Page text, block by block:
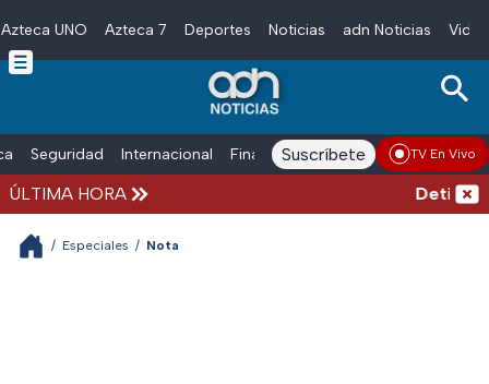
Skip to main content
Azteca UNO Azteca 7 Deportes Noticias adn Noticias
Seguridad Internacional Finanzas adn Noticias Radio
Suscríbete TV En Vivo
ÚLTIMA HORA Detienen
/ Especiales / Nota